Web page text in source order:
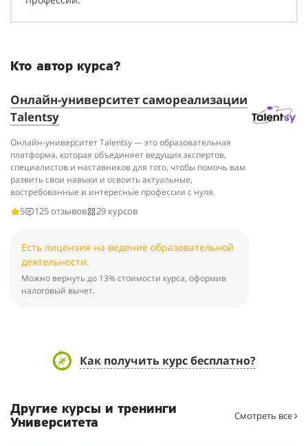
Кто автор курса?
Онлайн-университет самореализации
Talentsy
Онлайн-университет Talentsy — это образовательная
платформа, которая объединяет ведущих экспертов,
специалистов и наставников для того, чтобы помочь вам
развить свои навыки и освоить актуальные,
востребованные и интересные профессии с нуля.
5
125 отзывов 29 курсов
Есть лицензия на ведение образовательной
деятельности.
Можно вернуть до 13% стоимости курса, оформив
налоговый вычет.
Как получить курс бесплатно?
Другие курсы и тренинги
Университета
Смотреть все